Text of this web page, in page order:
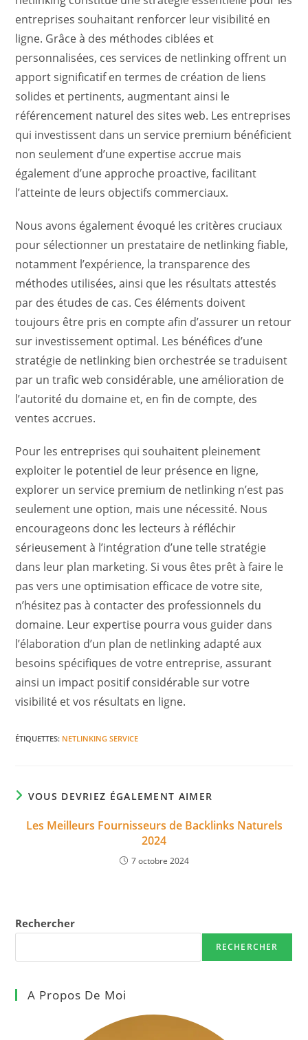
entreprises souhaitant renforcer leur visibilité en
ligne. Grâce à des méthodes ciblées et
personnalisées, ces services de netlinking offrent un
apport significatif en termes de création de liens
solides et pertinents, augmentant ainsi le
référencement naturel des sites web. Les entreprises
qui investissent dans un service premium bénéficient
non seulement d’une expertise accrue mais
également d’une approche proactive, facilitant
l’atteinte de leurs objectifs commerciaux.
Nous avons également évoqué les critères cruciaux
pour sélectionner un prestataire de netlinking fiable,
notamment l’expérience, la transparence des
méthodes utilisées, ainsi que les résultats attestés
par des études de cas. Ces éléments doivent
toujours être pris en compte afin d’assurer un retour
sur investissement optimal. Les bénéfices d’une
stratégie de netlinking bien orchestrée se traduisent
par un trafic web considérable, une amélioration de
l’autorité du domaine et, en fin de compte, des
ventes accrues.
Pour les entreprises qui souhaitent pleinement
exploiter le potentiel de leur présence en ligne,
explorer un service premium de netlinking n’est pas
seulement une option, mais une nécessité. Nous
encourageons donc les lecteurs à réfléchir
sérieusement à l’intégration d’une telle stratégie
dans leur plan marketing. Si vous êtes prêt à faire le
pas vers une optimisation efficace de votre site,
n’hésitez pas à contacter des professionnels du
domaine. Leur expertise pourra vous guider dans
l’élaboration d’un plan de netlinking adapté aux
besoins spécifiques de votre entreprise, assurant
ainsi un impact positif considérable sur votre
visibilité et vos résultats en ligne.
ÉTIQUETTES: NETLINKING SERVICE
VOUS DEVRIEZ ÉGALEMENT AIMER
Les Meilleurs Fournisseurs de Backlinks Naturels
2024
7 octobre 2024
Rechercher
RECHERCHER
A Propos De Moi